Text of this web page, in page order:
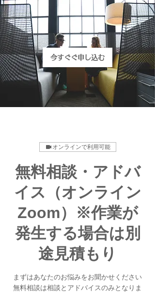
今すぐぐ申し込む
オンラインで利用可能
無料相談・アドバ
イス（オンライン
Zoom）※作業が
発生する場合は別
途見積もり
まずはあなたのお悩みをお聞かせください
無料相談は相談とアドバイスのみとなりま